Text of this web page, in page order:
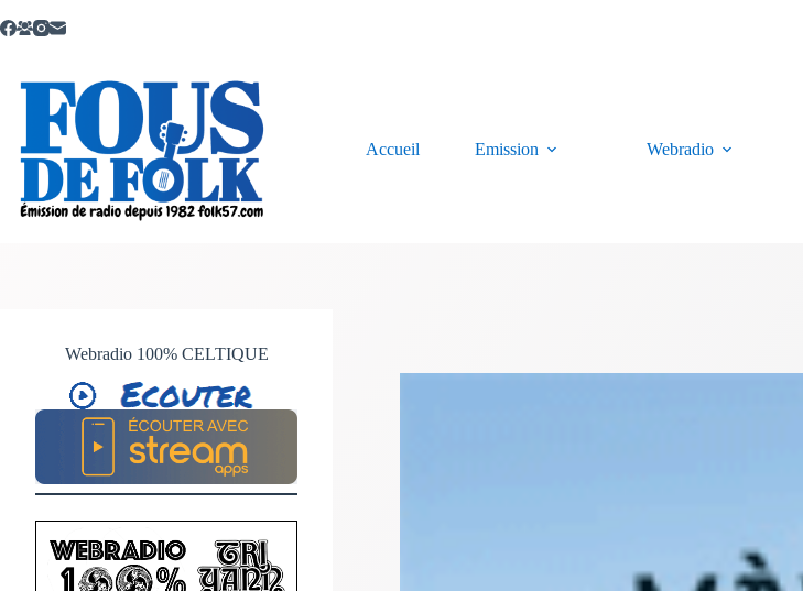
au
Accueil Emission Webradio
Webradio 100% CELTIQUE